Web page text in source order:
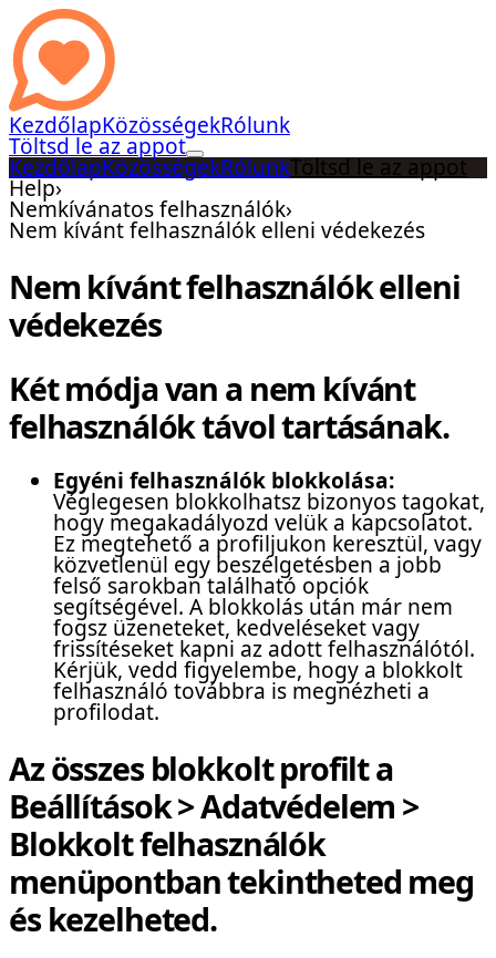
KezdőlapKözösségekRólunk
Töltsd le az appot
KezdőlapKözösségekRólunkTöltsd le az appot
Help›
Nemkívánatos felhasználók›
Nem kívánt felhasználók elleni védekezés
Nem kívánt felhasználók elleni
védekezés
Két módja van a nem kívánt
felhasználók távol tartásának.
Egyéni felhasználók blokkolása:
Véglegesen blokkolhatsz bizonyos tagokat,
hogy megakadályozd velük a kapcsolatot.
Ez megtehető a profiljukon keresztül, vagy
közvetlenül egy beszélgetésben a jobb
felső sarokban található opciók
segítségével. A blokkolás után már nem
fogsz üzeneteket, kedveléseket vagy
frissítéseket kapni az adott felhasználótól.
Kérjük, vedd figyelembe, hogy a blokkolt
felhasználó továbbra is megnézheti a
profilodat.
Az összes blokkolt profilt a
Beállítások > Adatvédelem >
Blokkolt felhasználók
menüpontban tekintheted meg
és kezelheted.